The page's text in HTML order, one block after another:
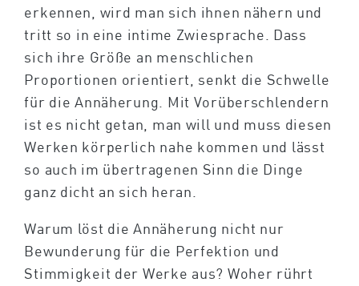
erkennen, wird man sich ihnen nähern und
tritt so in eine intime Zwiesprache. Dass
sich ihre Größe an menschlichen
Proportionen orientiert, senkt die Schwelle
für die Annäherung. Mit Vorüberschlendern
ist es nicht getan, man will und muss diesen
Werken körperlich nahe kommen und lässt
so auch im übertragenen Sinn die Dinge
ganz dicht an sich heran.
Warum löst die Annäherung nicht nur
Bewunderung für die Perfektion und
Stimmigkeit der Werke aus? Woher rührt